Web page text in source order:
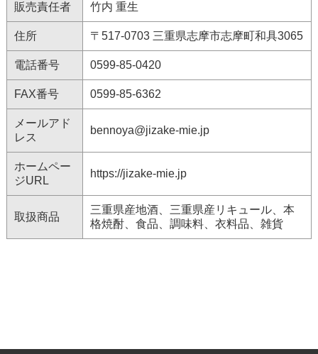
販売責任者 竹内 重生
住所 〒517-0703 三重県志摩市志摩町和具3065
電話番号 0599-85-0420
FAX番号 0599-85-6362
メールアド
レス
bennoya@jizake-mie.jp
ホームペー
ジURL
https://jizake-mie.jp
取扱商品
三重県産地酒、三重県産リキュール、本
格焼酎、食品、調味料、衣料品、雑貨